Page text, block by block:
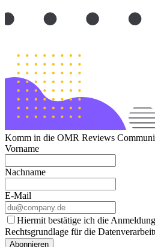
Komm in die OMR Reviews
Vorname
Nachname
E-Mail
Hiermit bestätige ich die
Rechtsgrundlage für die
Abonnieren